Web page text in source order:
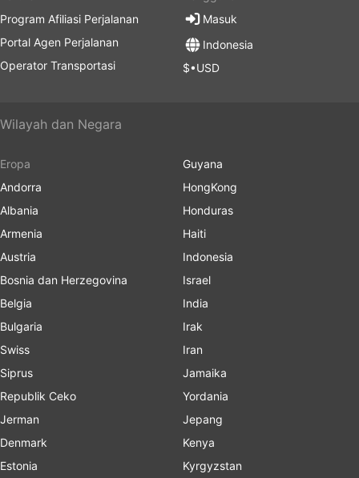
Program Afiliasi Perjalanan
Portal Agen Perjalanan
Operator Transportasi
Masuk
Indonesia
$•USD
Wilayah dan Negara
Eropa
Andorra
Albania
Armenia
Austria
Bosnia dan Herzegovina
Belgia
Bulgaria
Swiss
Siprus
Republik Ceko
Jerman
Denmark
Estonia
Guyana
HongKong
Honduras
Haiti
Indonesia
Israel
India
Irak
Iran
Jamaika
Yordania
Jepang
Kenya
Kyrgyzstan